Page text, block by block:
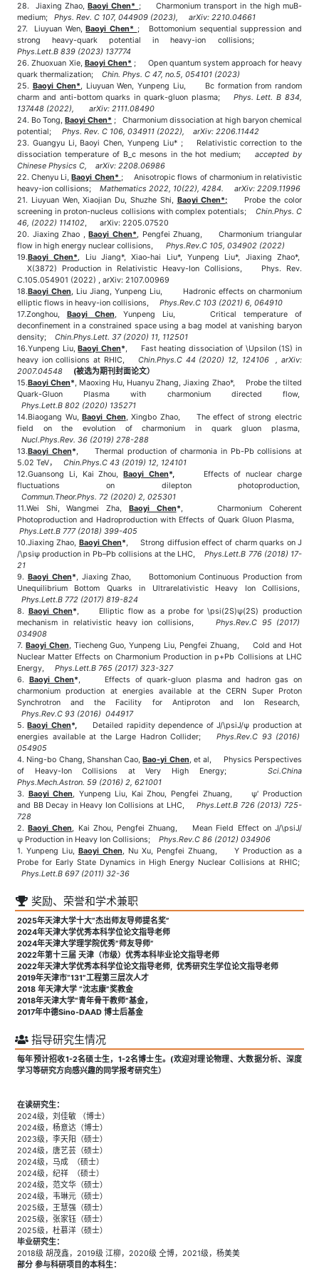
28. Jiaxing Zhao, Baoyi Chen* ; Charmonium transport in the high muB-
medium;
Phys. Rev. C 107, 044909 (2023), arXiv: 2210.04661
27. Liuyuan Wen,Baoyi Chen* ; Bottomonium sequential suppression and
strong heavy-quark potential in heavy-ion collisions;
Phys.Lett.B 839 (2023) 137774
26. Zhuoxuan Xie, Baoyi Chen* ; Open quantum system approach for heavy
quark thermalization;
Chin. Phys. C 47, no.5, 054101 (2023)
25. Baoyi Chen*, Liuyuan Wen, Yunpeng Liu, Bc formation from random
charm and anti-bottom quarks in quark-gluon plasma; Phys. Lett. B 834,
137448 (2022), arXiv: 2111.08490
24. Bo Tong, Baoyi Chen* ; Charmonium dissociation at high baryon chemical
potential;
Phys. Rev. C 106, 034911 (2022), arXiv: 2206.11442
23. Guangyu Li, Baoyi Chen, Yunpeng Liu* ; Relativistic correction to the
dissociation temperature of B_c mesons in the hot medium;accepted by
Chinese Physics C, arXiv: 2208.06986
22. Chenyu Li,Baoyi Chen* ; Anisotropic flows of charmonium in relativistic
heavy-ion collisions; Mathematics 2022, 10(22), 4284. arXiv: 2209.11996
21. Liuyuan Wen, Xiaojian Du, Shuzhe Shi, Baoyi Chen*;
Probe the color
screening in proton-nucleus collisions with complex potentials; Chin.Phys. C
46, (2022) 114102, arXiv: 2205.07520
20. Jiaxing Zhao ,Baoyi Chen*, Pengfei Zhuang, Charmonium triangular
flow in high energy nuclear collisions,
Phys.Rev.C 105, 034902 (2022)
19.Baoyi Chen*, Liu Jiang*, Xiao-hai Liu*, Yunpeng Liu*, Jiaxing Zhao*,
X(3872) Production in Relativistic Heavy-Ion Collisions, Phys. Rev.
C.105.054901 (2022) , arXiv: 2107.00969
18.Baoyi Chen, Liu Jiang, Yunpeng Liu, Hadronic effects on charmonium
elliptic flows in heavy-ion collisions, Phys.Rev.C 103 (2021) 6, 064910
17.Zonghou, Baoyi Chen, Yunpeng Liu, Critical temperature of
deconfinement in a constrained space using a bag model at vanishing baryon
density; Chin.Phys.Lett. 37 (2020) 11, 112501
16.Yunpeng Liu,Baoyi Chen*, Fast heating dissociation of \Upsilon (1S) in
heavy ion collisions at RHIC, Chin.Phys.C 44 (2020) 12, 124106 , arXiv:
2007.04548
(被选为期刊封面论文）
15.Baoyi Chen*, Maoxing Hu, Huanyu Zhang, Jiaxing Zhao*, Probe the tilted
Quark-Gluon Plasma with charmonium directed flow,
Phys.Lett.B 802 (2020) 135271
14.Biaogang Wu,Baoyi Chen, Xingbo Zhao, The effect of strong electric
field on the evolution of charmonium in quark gluon plasma,
Nucl.Phys.Rev. 36 (2019) 278-288
13.Baoyi Chen*, Thermal production of charmonia in Pb-Pb collisions at
5.02 TeV， Chin.Phys.C 43 (2019) 12, 124101
12.Guansong Li, Kai Zhou,Baoyi Chen*,
Effects of nuclear charge
fluctuations on dilepton photoproduction,
Commun.Theor.Phys. 72 (2020) 2, 025301
11.Wei Shi, Wangmei Zha, Baoyi Chen*, Charmonium Coherent
Photoproduction and Hadroproduction with Effects of Quark Gluon Plasma,
Phys.Lett.B 777 (2018) 399-405
10.Jiaxing Zhao, Baoyi Chen*, Strong diffusion effect of charm quarks on J
/\psiψ production in Pb–Pb collisions at the LHC,Phys.Lett.B 776 (2018) 17-
21
9. Baoyi Chen*, Jiaxing Zhao, Bottomonium Continuous Production from
Unequilibrium Bottom Quarks in Ultrarelativistic Heavy Ion Collisions,
Phys.Lett.B 772 (2017) 819-824
8. Baoyi Chen*, Elliptic flow as a probe for \psi(2S)ψ(2S) production
mechanism in relativistic heavy ion collisions,Phys.Rev.C 95 (2017)
034908
7. Baoyi Chen, Tiecheng Guo, Yunpeng Liu, Pengfei Zhuang, Cold and Hot
Nuclear Matter Effects on Charmonium Production in p+Pb Collisions at LHC
Energy, Phys.Lett.B 765 (2017) 323-327
6.
Baoyi Chen*, Effects of quark-gluon plasma and hadron gas on
charmonium production at energies available at the CERN Super Proton
Synchrotron and the Facility for Antiproton and Ion Research,
Phys.Rev.C 93 (2016) 044917
5.Baoyi Chen*,Detailed rapidity dependence of J/\psiJ/ψ production at
energies available at the Large Hadron Collider; Phys.Rev.C 93 (2016)
054905
4. Ning-bo Chang, Shanshan Cao,Bao-yi Chen, et al, Physics Perspectives
of Heavy-Ion Collisions at Very High Energy; Sci.China
Phys.Mech.Astron. 59 (2016) 2, 621001
3. Baoyi Chen, Yunpeng Liu, Kai Zhou, Pengfei Zhuang, ψ′ Production
and BB Decay in Heavy Ion Collisions at LHC,Phys.Lett.B 726 (2013) 725-
728
2.Baoyi Chen, Kai Zhou, Pengfei Zhuang, Mean Field Effect on J/\psiJ/
ψ Production in Heavy Ion Collisions; Phys.Rev.C 86 (2012) 034906
1. Yunpeng Liu, Baoyi Chen, Nu Xu, Pengfei Zhuang, Υ Production as a
Probe for Early State Dynamics in High Energy Nuclear Collisions at RHIC;
Phys.Lett.B 697 (2011) 32-36
奖励、荣誉和学术兼职
2025年天津大学十大“杰出师友导师提名奖”
2024年天津大学优秀本科学位论文指导老师
2024年天津大学理学院优秀“师友导师”
2022年第十三届 天津（市级）优秀本科毕业论文指导老师
2022年天津大学优秀本科学位论文指导老师, 优秀研究生学位论文指导老师
2019年天津市“131”工程第三层次人才
2018 年天津大学 “沈志康”奖教金
2018年天津大学“青年骨干教师”基金，
2017年中德Sino-DAAD 博士后基金
指导研究生情况
每年预计招收1-2名硕士生，1-2名博士生。(欢迎对理论物理、大数据分析、深度
学习等研究方向感兴趣的同学报考研究生）
在读研究生：
2024级，刘佳敏 （博士）
2024级，杨意达（博士）
2023级，李天阳（硕士）
2024级，唐艺芸（硕士）
2024级，马成 （硕士）
2024级，纪祥 （硕士）
2024级，范文华（硕士）
2024级，韦琳元（硕士）
2025级，王慧强（硕士）
2025级，张家钰（硕士）
2025级，杜慕洋（硕士）
毕业研究生：
2018级 胡茂鑫，2019级 江柳，2020级 仝博，2021级，杨美美
部分 参与科研项目的本科生：